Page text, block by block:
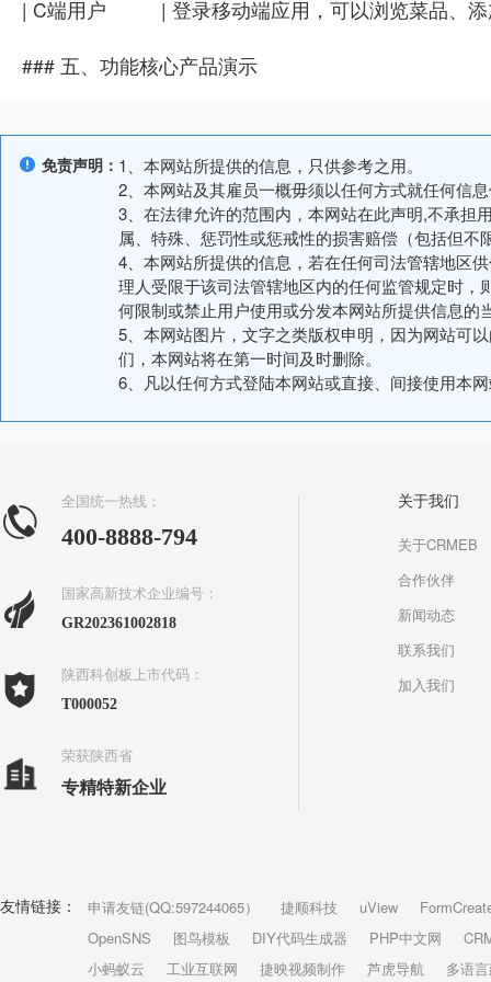
| C端用户 | 登录移动端应用，可以浏览菜品、添
### 五、功能核心产品演示
免责声明： 1、本网站所提供的信息，只供参考之用。
2、本网站及其雇员一概毋须以任何方式就任何信
3、在法律允许的范围内，本网站在此声明,不承担
属、特殊、惩罚性或惩戒性的损害赔偿（包括但
4、本网站所提供的信息，若在任何司法管辖地区
理人受限于该司法管辖地区内的任何监管规定时
何限制或禁止用户使用或分发本网站所提供信息的
5、本网站图片，文字之类版权申明，因为网站可
们，本网站将在第一时间及时删除。
6、凡以任何方式登陆本网站或直接、间接使用本
全国统一热线：
400-8888-794
国家高新技术企业编号：
GR202361002818
陕西科创板上市代码：
T000052
荣获陕西省
专精特新企业
关于我们
关于CRMEB
合作伙伴
新闻动态
联系我们
加入我们
友情链接： 申请友链(QQ:597244065） 捷顺科技 uView
OpenSNS
图鸟模板 DIY代码生成器 PHP中文网
小蚂蚁云
工业互联网 捷映视频制作 芦虎导航 多语